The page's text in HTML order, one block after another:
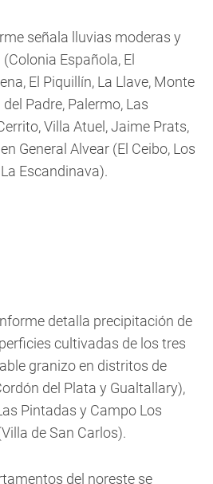
señala lluvias moderas y
Española, El
El Piquillín, La Llave, Monte
Padre, Palermo, Las
Villa Atuel, Jaime Prats,
General Alvear (El Ceibo, Los
Escandinava).
detalla precipitación de
cultivadas de los tres
granizo en distritos de
del Plata y Gualtallary),
Pintadas y Campo Los
de San Carlos).
del noreste se